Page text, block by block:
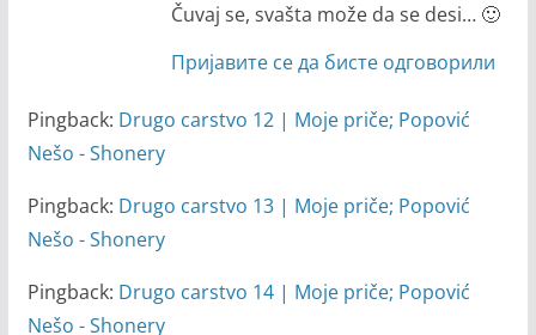
Čuvaj se, svašta može da se desi… 🙂
Пријавите се да бисте одговорили
Pingback: Drugo carstvo 12 | Moje priče; Popović
Nešo - Shonery
Pingback: Drugo carstvo 13 | Moje priče; Popović
Nešo - Shonery
Pingback: Drugo carstvo 14 | Moje priče; Popović
Nešo - Shonery